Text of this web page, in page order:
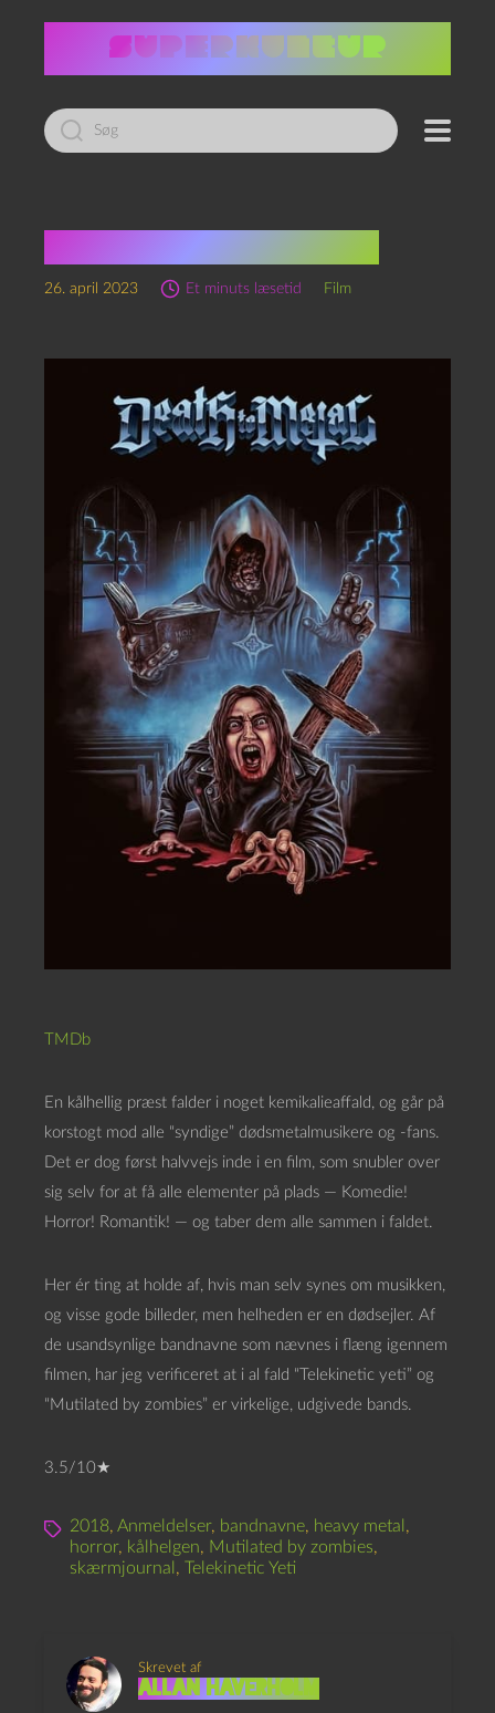
Led
efter:
26. april 2023 Et minuts læsetid Film
TMDb
En kålhellig præst falder i noget kemikalieaffald, og går på
korstogt mod alle “syndige” dødsmetalmusikere og -fans.
Det er dog først halvvejs inde i en film, som snubler over
sig selv for at få alle elementer på plads — Komedie!
Horror! Romantik! — og taber dem alle sammen i faldet.
Her ér ting at holde af, hvis man selv synes om musikken,
og visse gode billeder, men helheden er en dødsejler. Af
de usandsynlige bandnavne som nævnes i flæng igennem
filmen, har jeg verificeret at i al fald “Telekinetic yeti” og
“Mutilated by zombies” er virkelige, udgivede bands.
3.5/10★
2018, Anmeldelser, bandnavne, heavy metal ,
horror, kålhelgen, Mutilated by zombies,
skærmjournal , Telekinetic Yeti
Skrevet af
Allan Haverholm